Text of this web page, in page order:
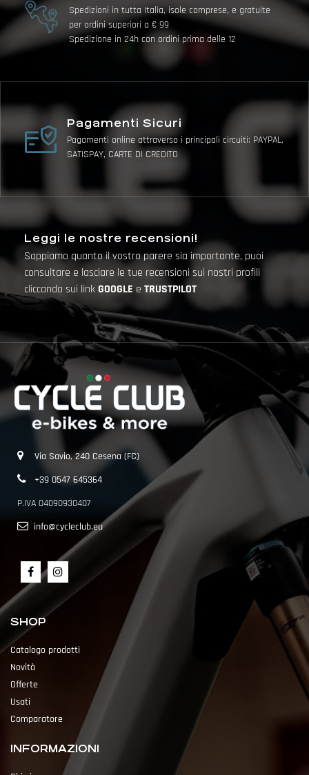
Spedizioni in tutta Italia, isole comprese, e gratuite
per ordini superiori a € 99
Spedizione in 24h con ordini prima delle 12
Pagamenti Sicuri
Pagamenti online attraverso i principali circuiti: PAYPAL,
SATISPAY, CARTE DI CREDITO
Leggi le nostre recensioni!
Sappiamo quanto il vostro parere sia importante, puoi
consultare e lasciare le tue recensioni sui nostri profili
cliccando sui linkGOOGLE e TRUSTPILOT
Via Savio, 240 Cesena (FC)
+39 0547 645364
P.IVA 04090930407
info@cycleclub.eu
SHOP
Catalogo prodotti
Novità
Offerte
Usati
Comparatore
INFORMAZIONI